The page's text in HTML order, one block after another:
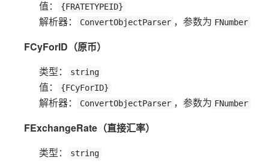
值： {FRATETYPEID}
解析器： ConvertObjectParser ，参数为 FNumber
FCyForID（原币）
类型：
string
值： {FCyForID}
解析器： ConvertObjectParser ，参数为 FNumber
FExchangeRate（直接汇率）
类型：
string